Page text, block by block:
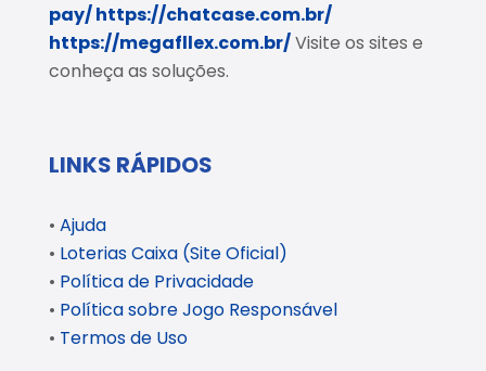
pay/https://chatcase.com.br/
https://megafllex.com.br/Visite os sites e
conheça as soluções.
LINKS RÁPIDOS
• Ajuda
• Loterias Caixa (Site Oficial)
• Política de Privacidade
• Política sobre Jogo Responsável
• Termos de Uso